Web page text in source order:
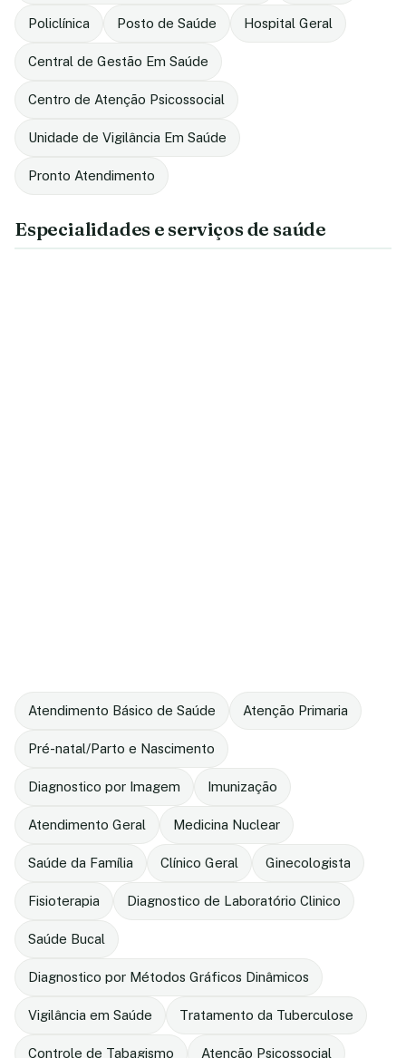
Policlínica Posto de Saúde Hospital Geral
Central de Gestão Em Saúde
Centro de Atenção Psicossocial
Unidade de Vigilância Em Saúde
Pronto Atendimento
Especialidades e serviços de saúde
Atendimento Básico de Saúde Atenção Primaria
Pré-natal/Parto e Nascimento
Diagnostico por Imagem Imunização
Atendimento Geral Medicina Nuclear
Saúde da Família Clínico Geral Ginecologista
Fisioterapia Diagnostico de Laboratório Clinico
Saúde Bucal
Diagnostico por Métodos Gráficos Dinâmicos
Vigilância em Saúde Tratamento da Tuberculose
Controle de Tabagismo Atenção Psicossocial